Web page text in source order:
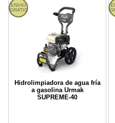
ENVIO
GRATIS
Hidrolimpiadora de agua fría
a gasolina Urmak
SUPREME-40
Hidrolimpiadora de agua fría a